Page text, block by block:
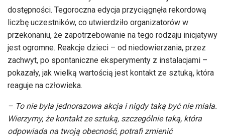
dostępności. Tegoroczna edycja przyciągnęła rekordową
liczbę uczestników, co utwierdziło organizatorów w
przekonaniu, że zapotrzebowanie na tego rodzaju inicjatywy
jest ogromne. Reakcje dzieci – od niedowierzania, przez
zachwyt, po spontaniczne eksperymenty z instalacjami –
pokazały, jak wielką wartością jest kontakt ze sztuką, która
reaguje na człowieka.
– To nie była jednorazowa akcja i nigdy taką być nie miała.
Wierzymy, że kontakt ze sztuką, szczególnie taką, która
odpowiada na twoją obecność, potrafi zmienić